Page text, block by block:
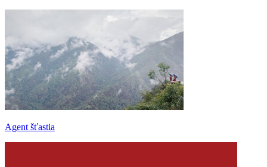
Agent šťastia